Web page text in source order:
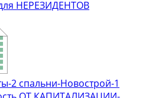
НЕРЕЗИДЕНТОВ
2 спальни-Новострой-1